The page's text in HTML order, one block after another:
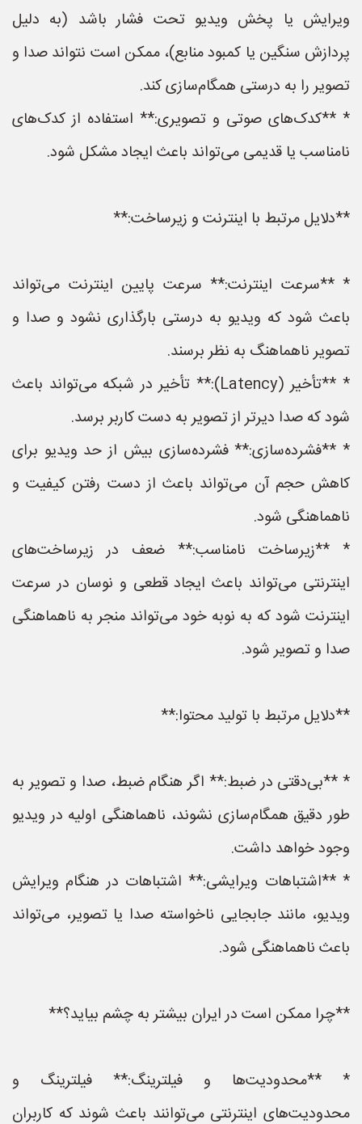
ویرایش یا پخش ویدیو تحت فشار باشد (به دلیل
پردازش سنگین یا کمبود منابع)، ممکن است نتواند صدا و
تصویر را به درستی همگام‌سازی کند.
* **کدک‌های صوتی و تصویری:** استفاده از کدک‌های
نامناسب یا قدیمی می‌تواند باعث ایجاد مشکل شود.
**دلایل مرتبط با اینترنت و زیرساخت:**
* **سرعت اینترنت:** سرعت پایین اینترنت می‌تواند
باعث شود که ویدیو به درستی بارگذاری نشود و صدا و
تصویر ناهماهنگ به نظر برسند.
* **تأخیر (Latency):** تأخیر در شبکه می‌تواند باعث
شود که صدا دیرتر از تصویر به دست کاربر برسد.
* **فشرده‌سازی:** فشرده‌سازی بیش از حد ویدیو برای
کاهش حجم آن می‌تواند باعث از دست رفتن کیفیت و
ناهماهنگی شود.
* **زیرساخت نامناسب:** ضعف در زیرساخت‌های
اینترنتی می‌تواند باعث ایجاد قطعی و نوسان در سرعت
اینترنت شود که به نوبه خود می‌تواند منجر به ناهماهنگی
صدا و تصویر شود.
**دلایل مرتبط با تولید محتوا:**
* **بی‌دقتی در ضبط:** اگر هنگام ضبط، صدا و تصویر به
طور دقیق همگام‌سازی نشوند، ناهماهنگی اولیه در ویدیو
وجود خواهد داشت.
* **اشتباهات ویرایشی:** اشتباهات در هنگام ویرایش
ویدیو، مانند جابجایی ناخواسته صدا یا تصویر، می‌تواند
باعث ناهماهنگی شود.
**چرا ممکن است در ایران بیشتر به چشم بیاید؟**
* **محدودیت‌ها و فیلترینگ:** فیلترینگ و
محدودیت‌های اینترنتی می‌توانند باعث شوند که کاربران